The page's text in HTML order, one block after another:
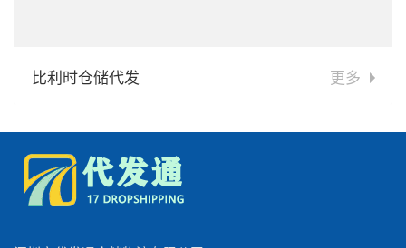
比利时仓储代发 更多